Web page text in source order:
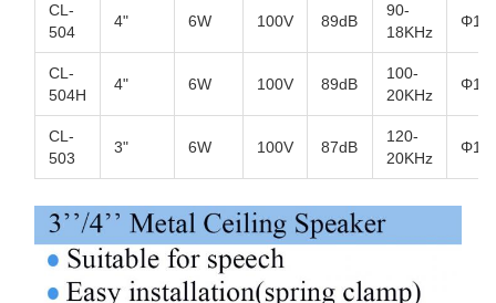
CL-
504
4" 6W 100V 89dB
90-
18KHz
CL-
504H
4" 6W 100V 89dB
100-
20KHz
CL-
503
3" 6W 100V 87dB
120-
20KHz